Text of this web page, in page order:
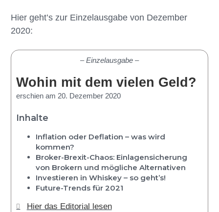
Hier geht’s zur Einzelausgabe von Dezember
2020:
– Einzelausgabe –
Wohin mit dem vielen Geld?
erschien am 20. Dezember 2020
Inhalte
Inflation oder Deflation – was wird
kommen?
Broker-Brexit-Chaos: Einlagensicherung
von Brokern und mögliche Alternativen
Investieren in Whiskey – so geht’s!
Future-Trends für 2021
Hier das Editorial lesen